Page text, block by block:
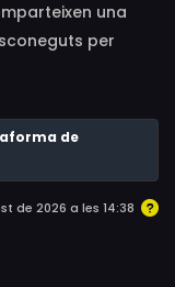
James Carville,
Kelsey
Ivana
una
per
que somien
de
de 2026 a les 14:38